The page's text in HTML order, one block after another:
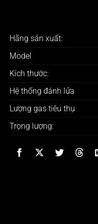
Hãng sản xuất:
Model
Kích thước:
Hệ thống đánh lửa
Lượng gas tiêu thụ
Trọng lượng: